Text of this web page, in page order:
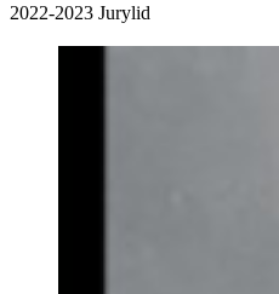
2022-2023 Jurylid